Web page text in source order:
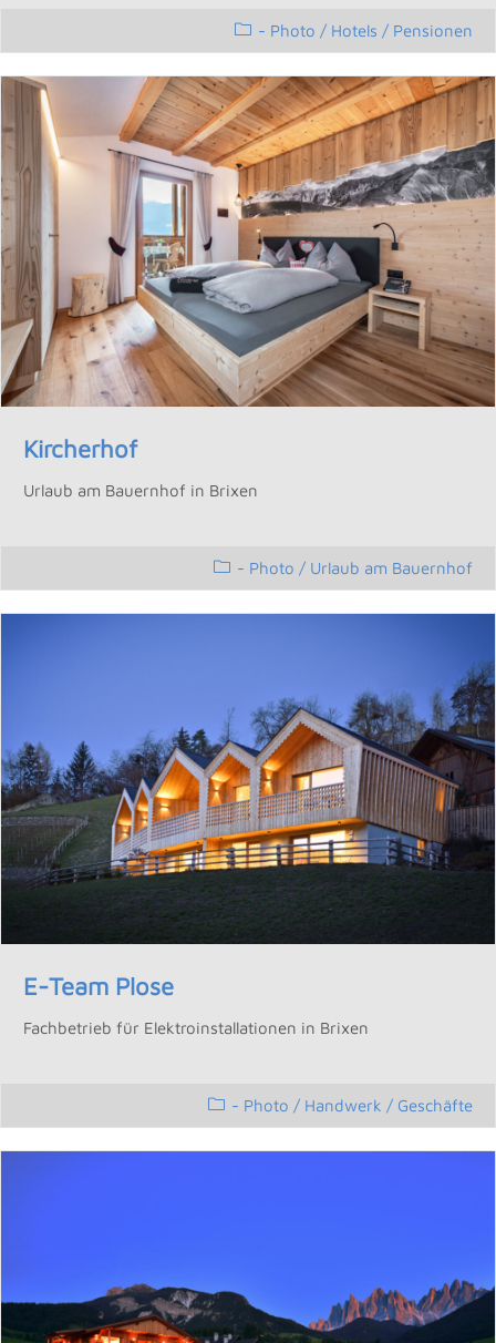
- Photo / Hotels / Pensionen
Kircherhof
Urlaub am Bauernhof in Brixen
- Photo / Urlaub am Bauernhof
E-Team Plose
Fachbetrieb für Elektroinstallationen in Brixen
- Photo / Handwerk / Geschäfte